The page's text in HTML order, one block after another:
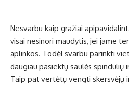
Nesvarbu kaip gražiai
visai nesinori maudytis, jei jame
aplinkos. Todėl svarbu parinkti
daugiau pasiektų saulės spindulių
Taip pat vertėtų vengti skersvėjų